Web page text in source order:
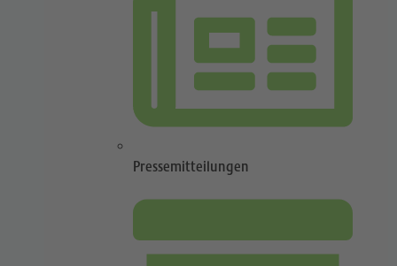
Pressemitteilungen